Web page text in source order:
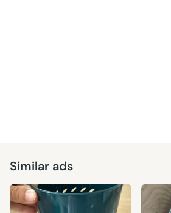
Similar ads